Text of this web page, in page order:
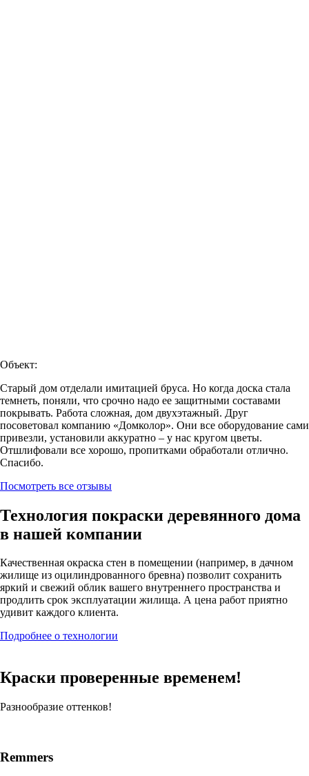
Объект:
Старый дом отделали имитацией бруса. Но когда доска стала
темнеть, поняли, что срочно надо ее защитными составами
покрывать. Работа сложная, дом двухэтажный. Друг
посоветовал компанию «Домколор». Они все оборудование сами
привезли, установили аккуратно – у нас кругом цветы.
Отшлифовали все хорошо, пропитками обработали отлично.
Спасибо.
Посмотреть все отзывы
Технология покраски деревянного дома
в нашей компании
Качественная окраска стен в помещении (например, в дачном
жилище из оцилиндрованного бревна) позволит сохранить
яркий и свежий облик вашего внутреннего пространства и
продлить срок эксплуатации жилища. А цена работ приятно
удивит каждого клиента.
Подробнее о технологии
Краски проверенные временем!
Разнообразие оттенков!
Remmers